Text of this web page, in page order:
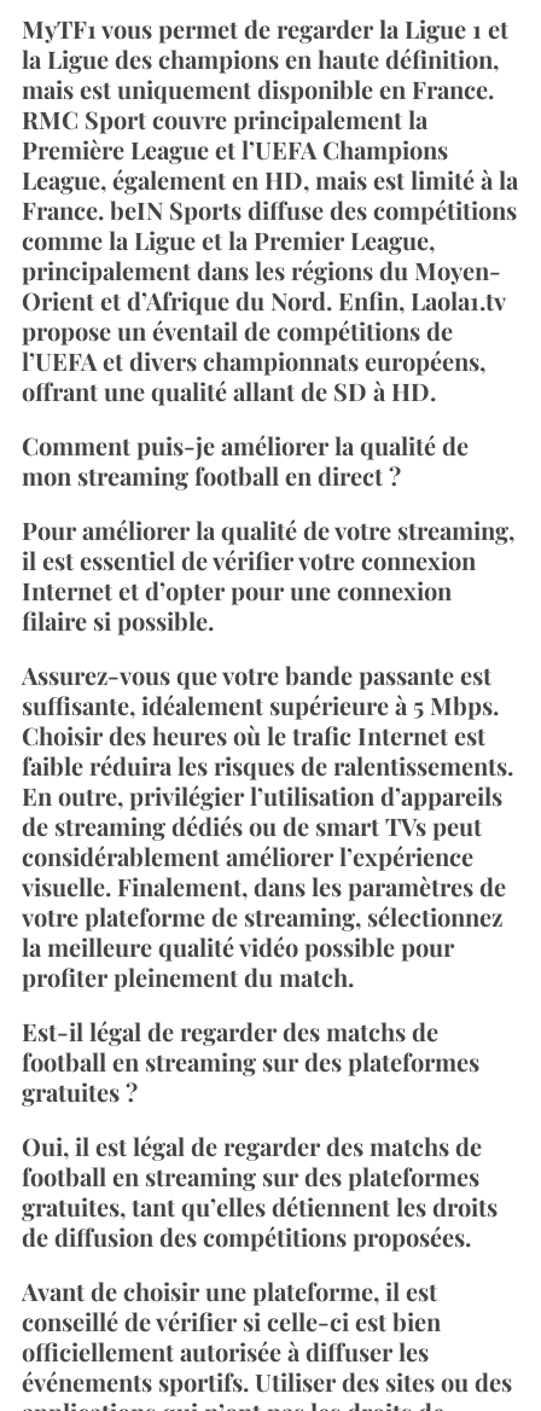
MyTF1 vous permet de regarder la Ligue 1 et
la Ligue des champions en haute définition,
mais est uniquement disponible en France.
RMC Sport couvre principalement la
Première League et l’UEFA Champions
League, également en HD, mais est limité à la
France. beIN Sports diffuse des compétitions
comme la Ligue et la Premier League,
principalement dans les régions du Moyen-
Orient et d’Afrique du Nord. Enfin, Laola1.tv
propose un éventail de compétitions de
l’UEFA et divers championnats européens,
offrant une qualité allant de SD à HD.
Comment puis-je améliorer la qualité de
mon streaming football en direct ?
Pour améliorer la qualité de votre streaming,
il est essentiel de vérifier votre connexion
Internet et d’opter pour une connexion
filaire si possible.
Assurez-vous que votre bande passante est
suffisante, idéalement supérieure à 5 Mbps.
Choisir des heures où le trafic Internet est
faible réduira les risques de ralentissements.
En outre, privilégier l’utilisation d’appareils
de streaming dédiés ou de smart TVs peut
considérablement améliorer l’expérience
visuelle. Finalement, dans les paramètres de
votre plateforme de streaming, sélectionnez
la meilleure qualité vidéo possible pour
profiter pleinement du match.
Est-il légal de regarder des matchs de
football en streaming sur des plateformes
gratuites ?
Oui, il est légal de regarder des matchs de
football en streaming sur des plateformes
gratuites, tant qu’elles détiennent les droits
de diffusion des compétitions proposées.
Avant de choisir une plateforme, il est
conseillé de vérifier si celle-ci est bien
officiellement autorisée à diffuser les
événements sportifs. Utiliser des sites ou des